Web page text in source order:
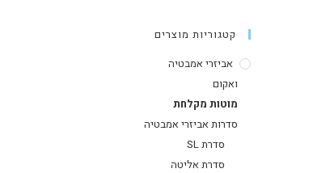
קטגוריות מוצרים
אביזרי אמבטיה
ואקום
מוטות מקלחת
סדרות אביזרי אמבטיה
סדרת SL
סדרת אליטה